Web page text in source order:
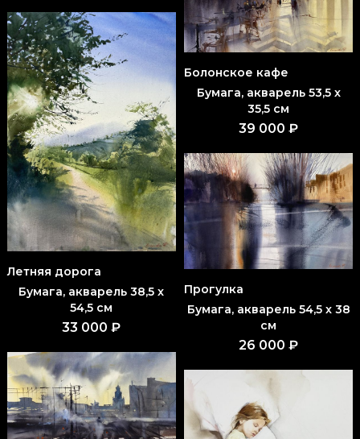
Летняя дорога
Бумага, акварель 38,5 x
54,5 см
33 000 ₽
Болонское кафе
Бумага, акварель 53,5 x
35,5 см
39 000 ₽
Прогулка
Бумага, акварель 54,5 x 38
см
26 000 ₽